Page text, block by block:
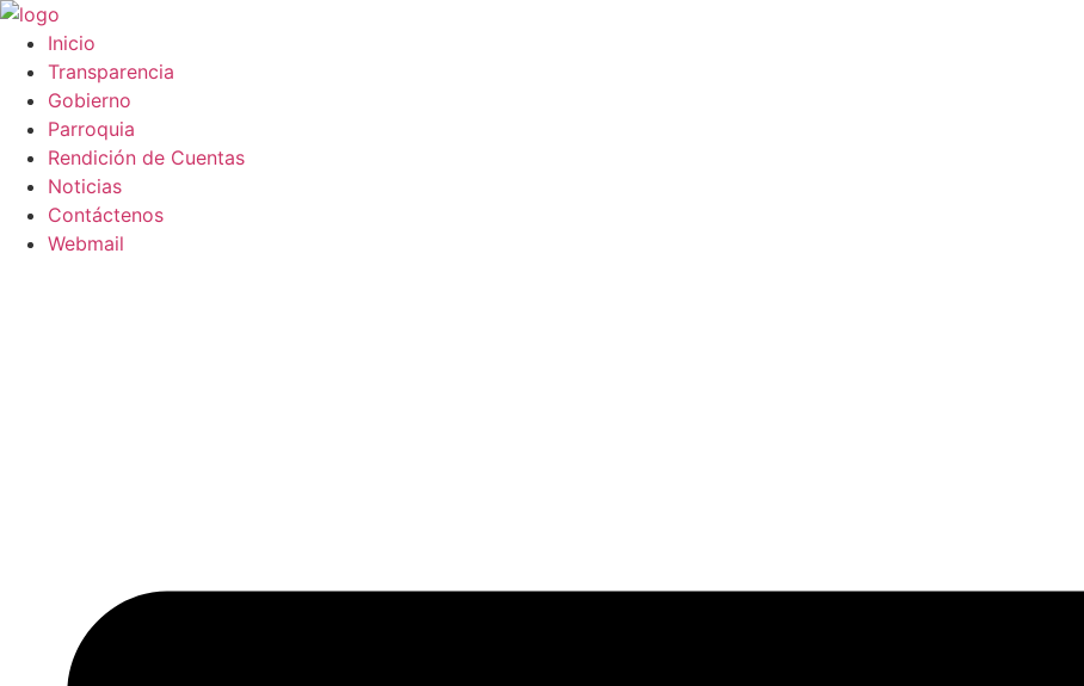
Saltar
contenido
Inicio
Transparencia
Gobierno
Parroquia
Rendición de Cuentas
Noticias
Contáctenos
Webmail